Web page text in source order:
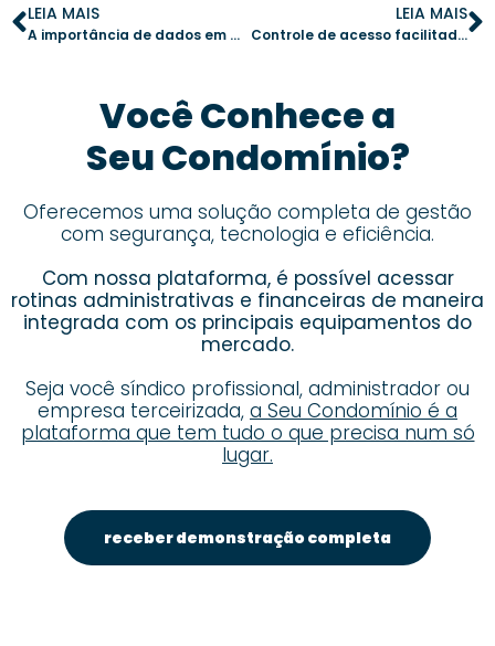
LEIA MAIS
A importância de dados em tempo real na gestão condominial: como o aplicativo de gestão pode ajudar
LEIA MAIS
Controle de acesso facilitado: 5 vantagens do reconhecimento facial em condomínios
Você Conhece a
Seu Condomínio?
Oferecemos uma solução completa de gestão
com segurança, tecnologia e eficiência.
Com nossa plataforma, é possível acessar
rotinas administrativas e financeiras de maneira
integrada com os principais equipamentos do
mercado.
Seja você síndico profissional, administrador ou
empresa terceirizada, a Seu Condomínio é a
plataforma que tem tudo o que precisa num só
lugar.
receber demonstração completa